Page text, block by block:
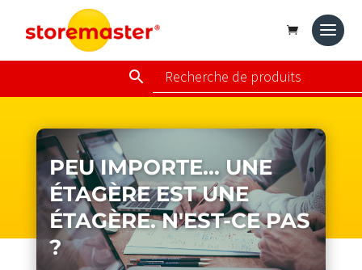
PEU IMPORTE... UNE
ÉTAGÈRE EST UNE
ÉTAGÈRE. N'EST-CE PAS
?